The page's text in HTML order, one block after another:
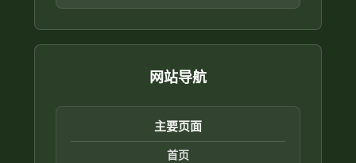
网站导航
主要页面
首页